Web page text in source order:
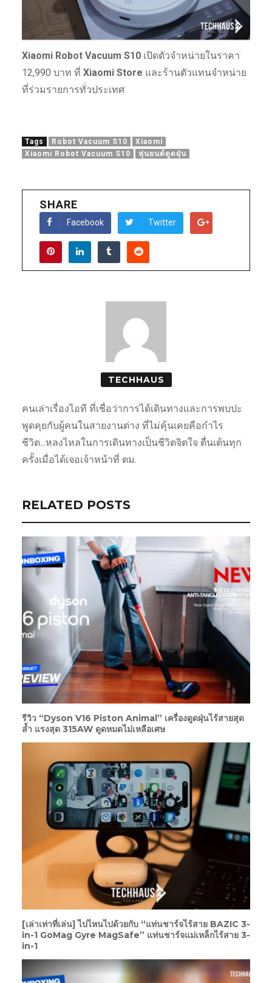
Xiaomi Robot Vacuum S10เปิดตัวจำหน่ายในราคา
12,990 บาท ที่ Xiaomi Store และร้านตัวแทนจำหน่าย
ที่ร่วมรายการทั่วประเทศ
Tags Robot Vacuum S10
Xiaomi
Xiaomi Robot Vacuum S10
หุ่นยนต์ดูดฝุ่น
SHARE
Facebook Twitter
TECHHAUS
คนเล่าเรื่องไอที ที่เชื่อว่าการได้เดินทางและการพบปะ
พูดคุยกับผู้คนในสายงานต่าง ที่ไม่คุ้นเคยคือกำไร
ชีวิต...หลงไหลในการเดินทางเป็นชีวิตจิตใจ ตื่นเต้นทุก
ครั้งเมื่อได้เจอเจ้าหน้าที่ ตม.
RELATED POSTS
รีวิว “Dyson V16 Piston Animal” เครื่องดูดฝุ่นไร้สายสุด
ล้ำ แรงสุด 315AW ดูดหมดไม่เหลือเศษ
[เล่าเท่าที่เล่น] ไปไหนไปด้วยกับ “แท่นชาร์จไร้สาย BAZIC 3-
in-1 GoMag Gyre MagSafe” แท่นชาร์จแม่เหล็กไร้สาย 3-
in-1